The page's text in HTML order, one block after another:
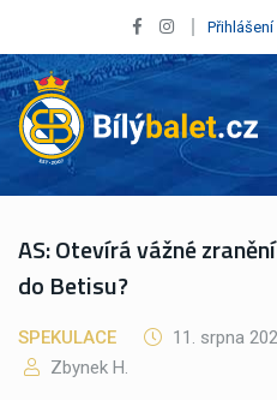
Přihlášení
AS: Otevírá vážné
do Betisu?
SPEKULACE 11. srpna
Zbynek H.